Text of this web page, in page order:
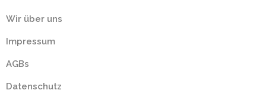
Wir über uns
Impressum
AGBs
Datenschutz